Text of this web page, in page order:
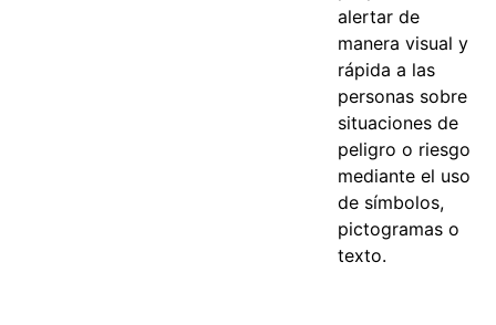
alertar de
manera visual y
rápida a las
personas sobre
situaciones de
peligro o riesgo
mediante el uso
de símbolos,
pictogramas o
texto.